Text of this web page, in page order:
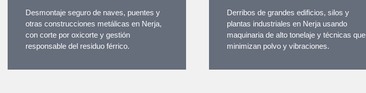
Desmontaje seguro de naves, puentes y
otras construcciones metálicas en Nerja,
con corte por oxicorte y gestión
responsable del residuo férrico.
Derribos de grandes edificios, silos y
plantas industriales en Nerja usando
maquinaria de alto tonelaje y técnicas que
minimizan polvo y vibraciones.